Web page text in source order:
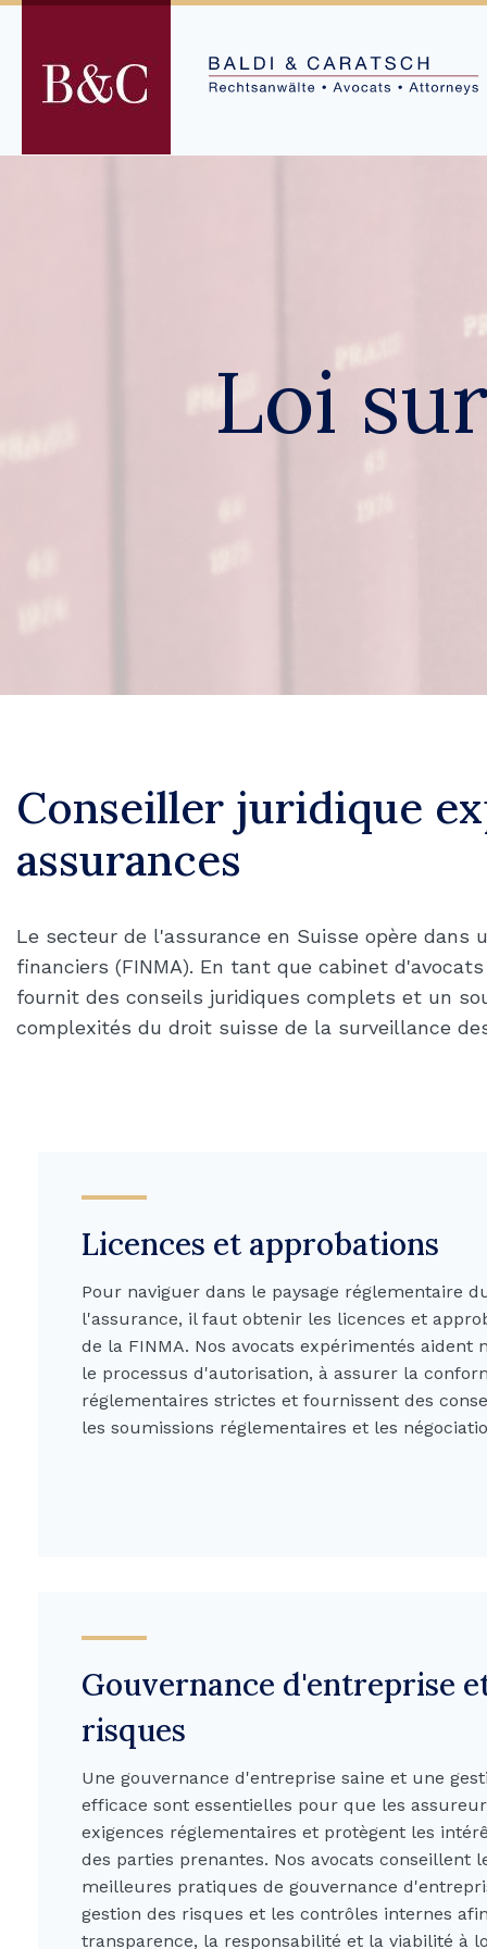
content
Loi
Conseiller juridique
assurances
Le secteur de l'assurance en Suisse opère
financiers (FINMA). En tant que cabinet
fournit des conseils juridiques complets et un
complexités du droit suisse de la surveillance
Licences et approbations
Pour naviguer dans le paysage réglementaire
l'assurance, il faut obtenir les licences et
de la FINMA. Nos avocats expérimentés aident
le processus d'autorisation, à assurer la
réglementaires strictes et fournissent des
les soumissions réglementaires et les
Gouvernance d'entreprise
risques
Une gouvernance d'entreprise saine et une
efficace sont essentielles pour que les
exigences réglementaires et protègent les
des parties prenantes. Nos avocats conseillent
meilleures pratiques de gouvernance
gestion des risques et les contrôles internes
transparence, la responsabilité et la viabilité à